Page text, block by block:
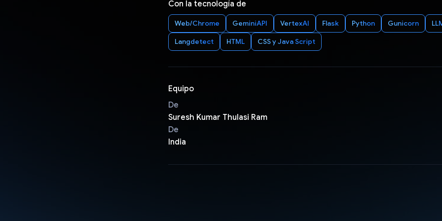
Con la tecnología de
Web/Chrome GeminiAPI VertexAI Flask Python Gunicorn
Langdetect HTML CSS y Java Script
Equipo
De
Suresh Kumar Thulasi Ram
De
India